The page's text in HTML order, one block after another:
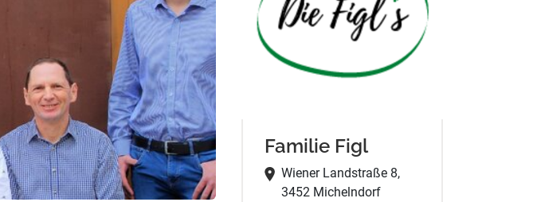
Familie Figl
Wiener Landstraße 8,
3452 Michelndorf